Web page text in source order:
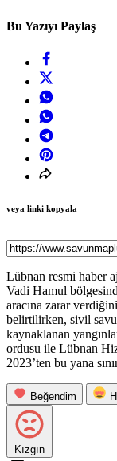
Bu Yazıyı Paylaş
veya linki kopyala
Lübnan resmi haber
Vadi Hamul
aracına zarar
belirtilirken, sivil
kaynaklanan
ordusu ile Lübnan
2023’ten bu yana
Beğendim
Kızgın